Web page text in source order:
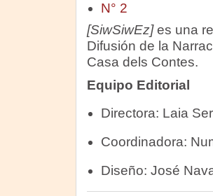
N° 2
[SiwSiwEz]es una
Difusión de la
Casa dels Contes.
Equipo Editorial
Directora: Laia
Coordinadora:
Diseño: José